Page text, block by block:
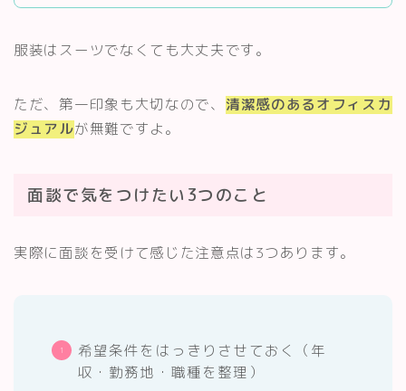
服装はスーツでなくても大丈夫です。
ただ、第一印象も大切なので、 清潔感のあるオフィスカ
ジュアルが無難ですよ。
面談で気をつけたい3つのこと
実際に面談を受けて感じた注意点は3つあります。
希望条件をはっきりさせておく（年
収・勤務地・職種を整理）